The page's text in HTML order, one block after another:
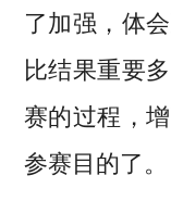
了加强，体
比结果重要
赛的过程，
参赛目的了。